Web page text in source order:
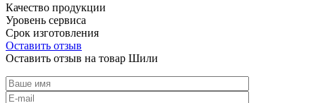
Качество продукции
Уровень сервиса
Срок изготовления
Оставить отзыв
Оставить отзыв на товар Шили